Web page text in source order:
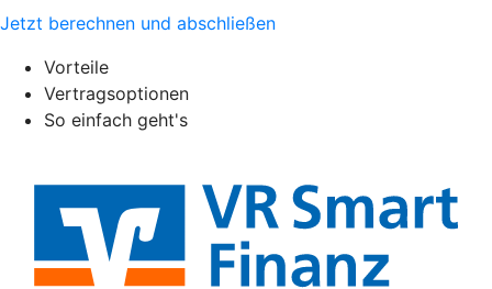
Jetzt berechnen und abschließen
Vorteile
Vertragsoptionen
So einfach geht's